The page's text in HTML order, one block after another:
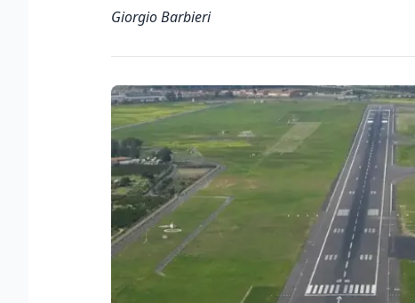
Giorgio Barbieri